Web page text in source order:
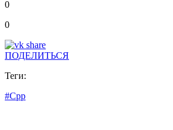
0
0
ПОДЕЛИТЬСЯ
Теги:
#Cpp